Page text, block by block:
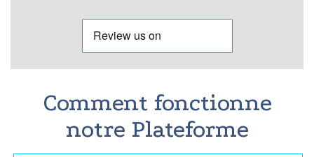
Comment fonctionne
notre Plateforme